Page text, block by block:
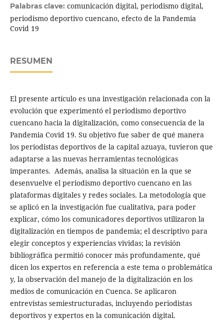
Palabras clave: comunicación digital, periodismo digital,
periodismo deportivo cuencano, efecto de la Pandemia
Covid 19
RESUMEN
El presente artículo es una investigación relacionada con la
evolución que experimentó el periodismo deportivo
cuencano hacia la digitalización, como consecuencia de la
Pandemia Covid 19. Su objetivo fue saber de qué manera
los periodistas deportivos de la capital azuaya, tuvieron que
adaptarse a las nuevas herramientas tecnológicas
imperantes. Además, analisa la situación en la que se
desenvuelve el periodismo deportivo cuencano en las
plataformas digitales y redes sociales. La metodología que
se aplicó en la investigación fue cualitativa, para poder
explicar, cómo los comunicadores deportivos utilizaron la
digitalización en tiempos de pandemia; el descriptivo para
elegir conceptos y experiencias vividas; la revisión
bibliográfica permitió conocer más profundamente, qué
dicen los expertos en referencia a este tema o problemática
y, la observación del manejo de la digitalización en los
medios de comunicación en Cuenca. Se aplicaron
entrevistas semiestructuradas, incluyendo periodistas
deportivos y expertos en la comunicación digital.